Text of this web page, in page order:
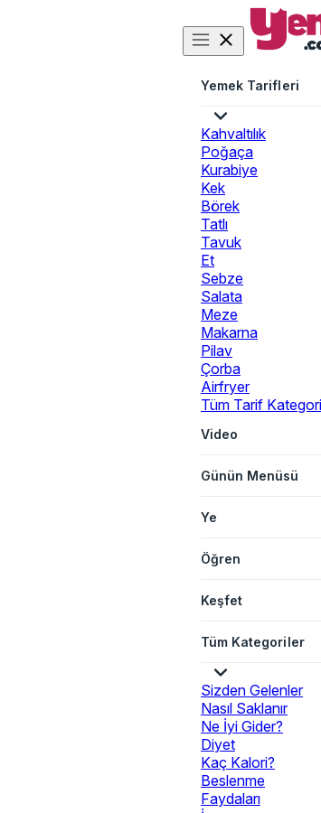
Yemek Tarifleri
Kahvaltılık
Poğaça
Kurabiye
Kek
Börek
Tatlı
Tavuk
Et
Sebze
Salata
Meze
Makarna
Pilav
Çorba
Airfryer
Tüm Tarif
Video
Günün Menüsü
Ye
Öğren
Keşfet
Tüm Kategoriler
Sizden Gelenler
Nasıl Saklanır
Ne İyi Gider?
Diyet
Kaç Kalori?
Beslenme
Faydaları